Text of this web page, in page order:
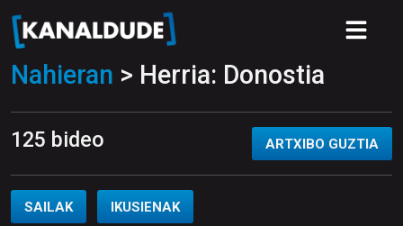
Nahieran > Herria: Donostia
125 bideo ARTXIBO GUZTIA
SAILAK IKUSIENAK